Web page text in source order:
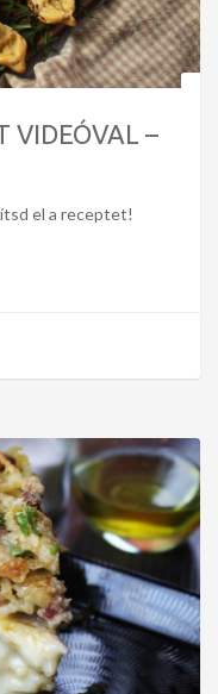
VIDEÓVAL –
el a receptet!